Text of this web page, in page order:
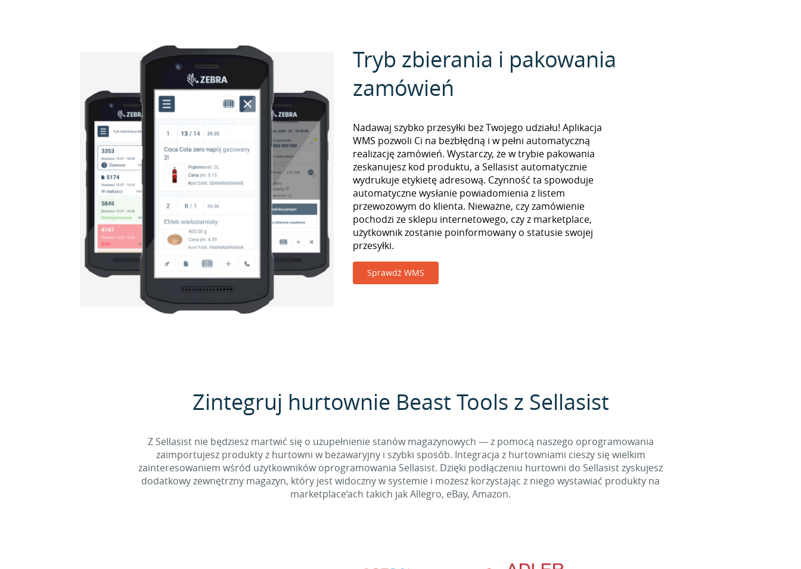
Tryb zbierania i pakowania
zamówień
Nadawaj szybko przesyłki bez Twojego udziału! Aplikacja
WMS pozwoli Ci na bezbłędną i w pełni automatyczną
realizację zamówień. Wystarczy, że w trybie pakowania
zeskanujesz kod produktu, a Sellasist automatycznie
wydrukuje etykietę adresową. Czynność ta spowoduje
automatyczne wysłanie powiadomienia z listem
przewozowym do klienta. Nieważne, czy zamówienie
pochodzi ze sklepu internetowego, czy z marketplace,
użytkownik zostanie poinformowany o statusie swojej
przesyłki.
Sprawdź WMS
Zintegruj hurtownie Beast Tools z Sellasist
Z Sellasist nie będziesz martwić się o uzupełnienie stanów magazynowych — z pomocą naszego oprogramowania
zaimportujesz produkty z hurtowni w bezawaryjny i szybki sposób. Integracja z hurtowniami cieszy się wielkim
zainteresowaniem wśród użytkowników oprogramowania Sellasist. Dzięki podłączeniu hurtowni do Sellasist zyskujesz
dodatkowy zewnętrzny magazyn, który jest widoczny w systemie i możesz korzystając z niego wystawiać produkty na
marketplace’ach takich jak Allegro, eBay, Amazon.